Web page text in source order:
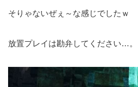
そりゃないぜぇ～な感じでしたｗ
放置プレイは勘弁してください…。